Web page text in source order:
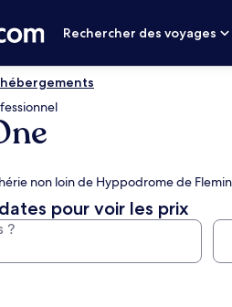
Rechercher des voyages
non loin de Hyppodrome de
pour voir les prix
?